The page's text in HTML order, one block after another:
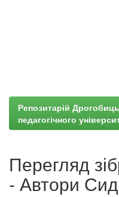
Репозитарій
педагогічного
Перегляд
- Автори